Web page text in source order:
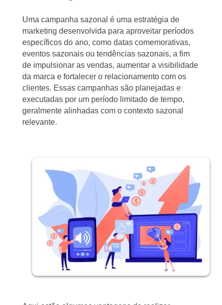
Uma campanha sazonal é uma estratégia de
marketing desenvolvida para aproveitar períodos
específicos do ano, como datas comemorativas,
eventos sazonais ou tendências sazonais, a fim
de impulsionar as vendas, aumentar a visibilidade
da marca e fortalecer o relacionamento com os
clientes. Essas campanhas são planejadas e
executadas por um período limitado de tempo,
geralmente alinhadas com o contexto sazonal
relevante.